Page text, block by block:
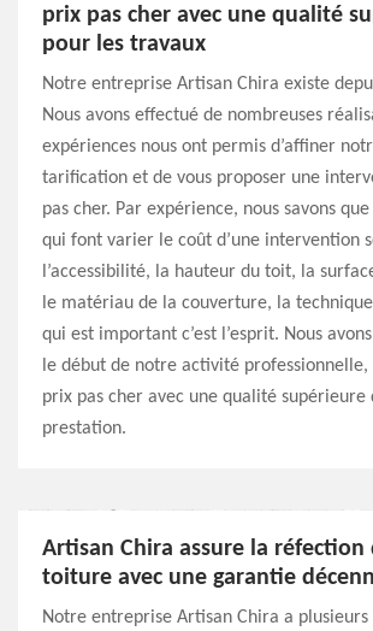
prix pas cher avec une qualité
pour les travaux
Notre entreprise Artisan Chira existe
Nous avons effectué de nombreuses
expériences nous ont permis d’affiner
tarification et de vous proposer une
pas cher. Par expérience, nous savons
qui font varier le coût d’une intervention
l’accessibilité, la hauteur du toit, la
le matériau de la couverture, la
qui est important c’est l’esprit. Nous
le début de notre activité
prix pas cher avec une qualité supérieure
prestation.
Artisan Chira assure la réfection
toiture avec une garantie
Notre entreprise Artisan Chira a plusieurs